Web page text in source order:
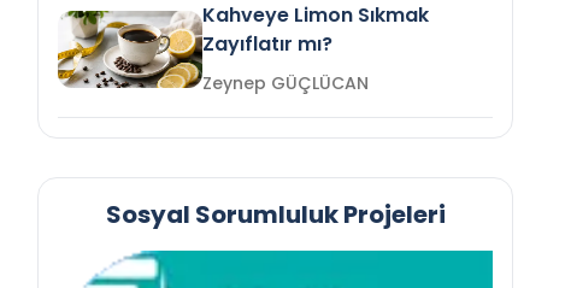
Kahveye Limon Sıkmak
Zayıflatır mı?
Zeynep GÜÇLÜCAN
Sosyal Sorumluluk Projeleri